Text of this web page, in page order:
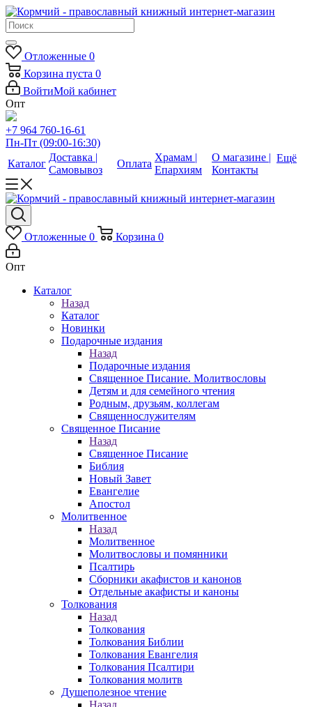
Отложенные 0
Корзина пуста 0
ВойтиМой кабинет
Опт
+7 964 760-16-61
Пн-Пт (09:00-16:30)
Каталог
Доставка |
Самовывоз
Оплата
Храмам |
Епархиям
О магазине |
Контакты
Ещё
Отложенные 0 Корзина 0
Опт
Каталог
Назад
Каталог
Новинки
Подарочные издания
Назад
Подарочные издания
Священное Писание. Молитвословы
Детям и для семейного чтения
Родным, друзьям, коллегам
Священнослужителям
Священное Писание
Назад
Священное Писание
Библия
Новый Завет
Евангелие
Апостол
Молитвенное
Назад
Молитвенное
Молитвословы и помянники
Псалтирь
Сборники акафистов и канонов
Отдельные акафисты и каноны
Толкования
Назад
Толкования
Толкования Библии
Толкования Евангелия
Толкования Псалтири
Толкования молитв
Душеполезное чтение
Назад